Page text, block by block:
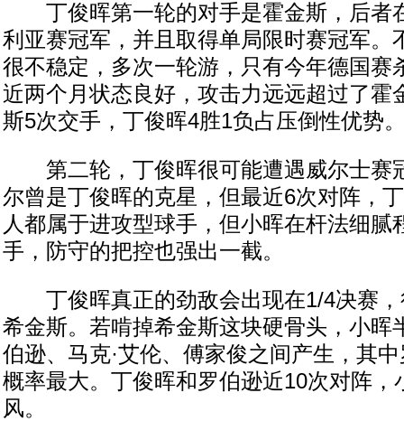
丁俊晖第一轮的对手是霍金斯，后者
利亚赛冠军，并且取得单局限时赛冠军。
很不稳定，多次一轮游，只有今年德国赛
近两个月状态良好，攻击力远远超过了霍
斯5次交手，丁俊晖4胜1负占压倒性优势
第二轮，丁俊晖很可能遭遇威尔士赛
尔曾是丁俊晖的克星，但最近6次对阵，
人都属于进攻型球手，但小晖在杆法细腻
手，防守的把控也强出一截。
丁俊晖真正的劲敌会出现在1/4决赛，
希金斯。若啃掉希金斯这块硬骨头，小晖
伯逊、马克·艾伦、傅家俊之间产生，其
概率最大。丁俊晖和罗伯逊近10次对阵，
风。